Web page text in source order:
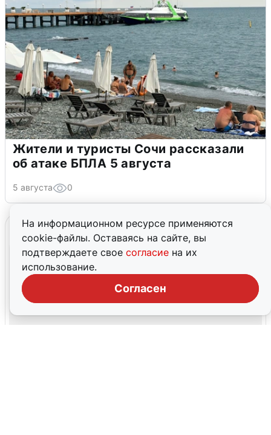
На информационном ресурсе применяются
cookie-файлы. Оставаясь на сайте, вы
подтверждаете свое согласие на их
использование.
Согласен
Жители и туристы Сочи рассказали
об атаке БПЛА 5 августа
5 августа 0